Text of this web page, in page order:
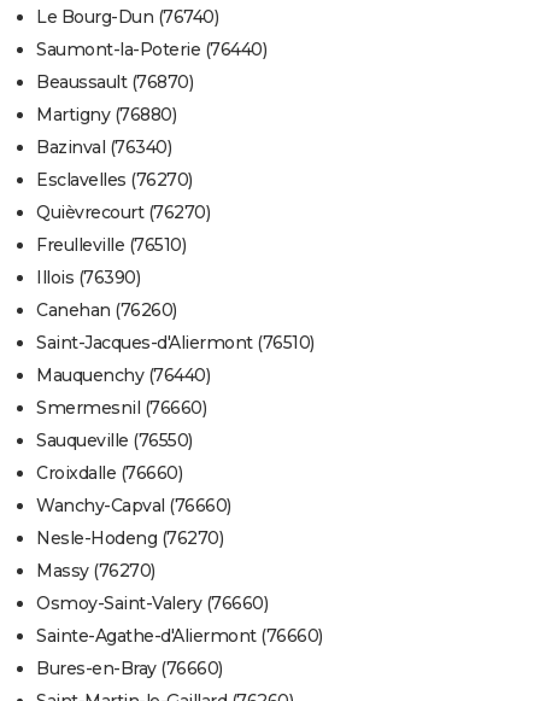
Le Bourg-Dun (76740)
Saumont-la-Poterie (76440)
Beaussault (76870)
Martigny (76880)
Bazinval (76340)
Esclavelles (76270)
Quièvrecourt (76270)
Freulleville (76510)
Illois (76390)
Canehan (76260)
Saint-Jacques-d'Aliermont (76510)
Mauquenchy (76440)
Smermesnil (76660)
Sauqueville (76550)
Croixdalle (76660)
Wanchy-Capval (76660)
Nesle-Hodeng (76270)
Massy (76270)
Osmoy-Saint-Valery (76660)
Sainte-Agathe-d'Aliermont (76660)
Bures-en-Bray (76660)